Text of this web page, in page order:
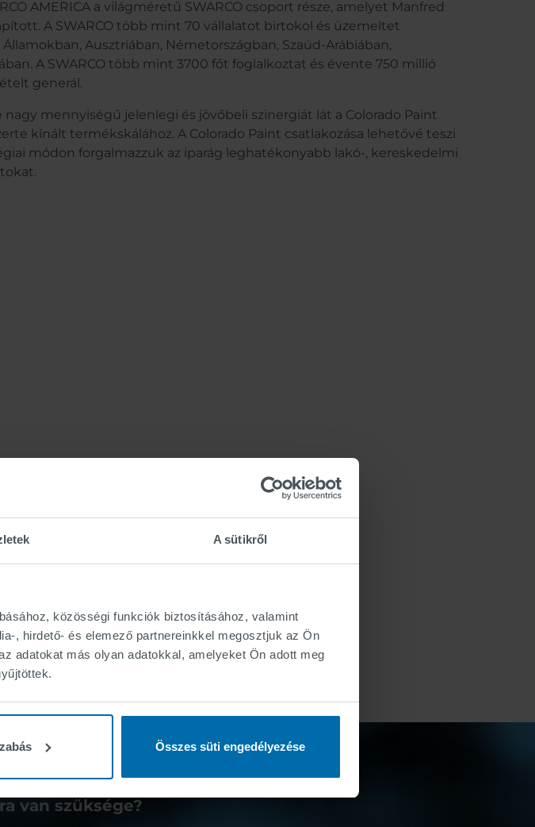
A sütikről
közösségi funkciók biztosításához, valamint
, hirdető- és elemező partnereinkkel megosztjuk az Ön
adatokat más olyan adatokkal, amelyeket Ön adott meg
Összes süti engedélyezése
AMERICA a világméretű SWARCO csoport része, amelyet Manfred
A SWARCO több mint 70 vállalatot birtokol és üzemeltet
Ausztriában, Németországban, Szaúd-Arábiában,
A SWARCO több mint 3700 főt foglalkoztat és évente 750 millió
generál.
nagy mennyiségű jelenlegi és jövőbeli szinergiát lát a Colorado Paint
kínált termékskálához. A Colorado Paint csatlakozása lehetővé teszi
módon forgalmazzuk az iparág leghatékonyabb lakó-, kereskedelmi
van szüksége?